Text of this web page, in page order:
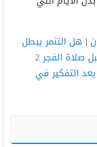
| هل التنمر يبطل
هل العادة السرية تبطل الصيام قبل صلاة الفجر 2
التفكير في